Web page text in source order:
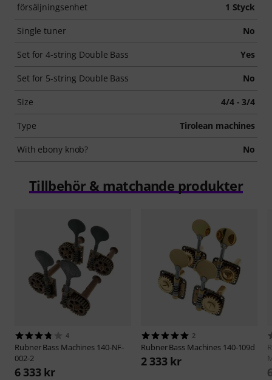
försäljningsenhet 1 Styck
Single tuner No
Set for 4-string Double Bass Yes
Set for 5-string Double Bass No
Size 4/4 - 3/4
Type Tirolean machines
With ebony knob? No
Tillbehör & matchande produkter
4
RubnerBass Machines 140-NF-
002-2
6 333 kr
2
RubnerBass Machines 140-109d
2 333 kr